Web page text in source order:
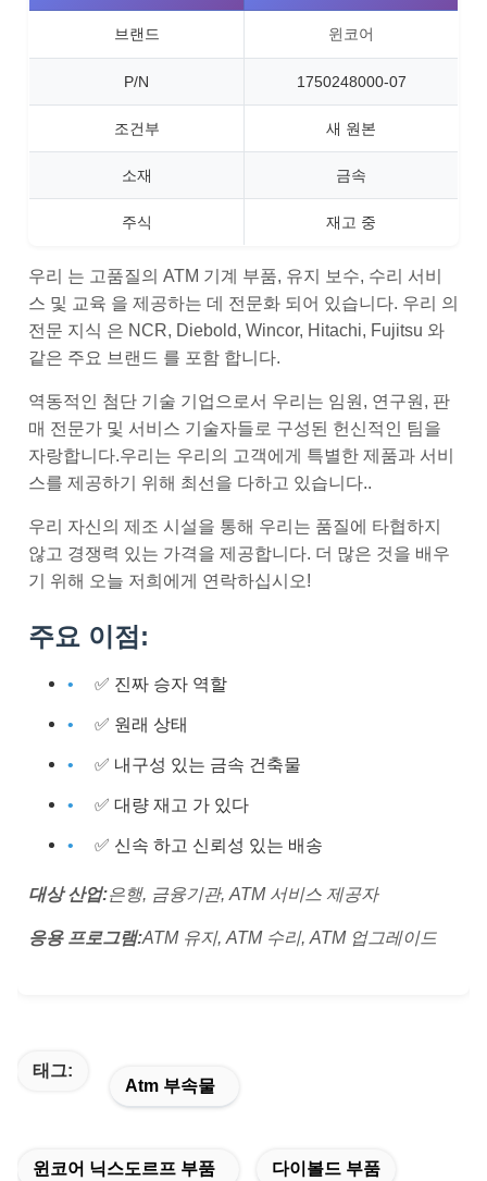
브랜드 윈코어
P/N 1750248000-07
조건부 새 원본
소재 금속
주식 재고 중
우리 는 고품질의 ATM 기계 부품, 유지 보수, 수리 서비
스 및 교육 을 제공하는 데 전문화 되어 있습니다. 우리 의
전문 지식 은 NCR, Diebold, Wincor, Hitachi, Fujitsu 와
같은 주요 브랜드 를 포함 합니다.
역동적인 첨단 기술 기업으로서 우리는 임원, 연구원, 판
매 전문가 및 서비스 기술자들로 구성된 헌신적인 팀을
자랑합니다.우리는 우리의 고객에게 특별한 제품과 서비
스를 제공하기 위해 최선을 다하고 있습니다..
우리 자신의 제조 시설을 통해 우리는 품질에 타협하지
않고 경쟁력 있는 가격을 제공합니다. 더 많은 것을 배우
기 위해 오늘 저희에게 연락하십시오!
주요 이점:
✅ 진짜 승자 역할
✅ 원래 상태
✅ 내구성 있는 금속 건축물
✅ 대량 재고 가 있다
✅ 신속 하고 신뢰성 있는 배송
대상 산업:은행, 금융기관, ATM 서비스 제공자
응용 프로그램:ATM 유지, ATM 수리, ATM 업그레이드
태그:
Atm 부속물
윈코어 닉스도르프 부품 다이볼드 부품